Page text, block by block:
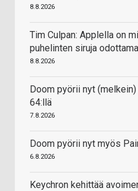
8.8.2026
Tim Culpan: Applella on
puhelinten siruja
8.8.2026
Doom pyörii nyt
64:llä
7.8.2026
Doom pyörii nyt myös
6.8.2026
Keychron kehittää